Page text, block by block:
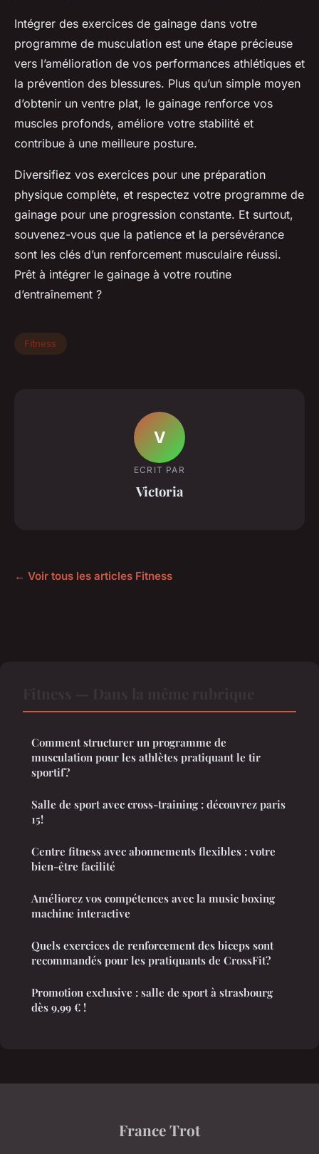
Intégrer des exercices de gainage dans votre
programme de musculation est une étape précieuse
vers l’amélioration de vos performances athlétiques et
la prévention des blessures. Plus qu’un simple moyen
d’obtenir un ventre plat, le gainage renforce vos
muscles profonds, améliore votre stabilité et
contribue à une meilleure posture.
Diversifiez vos exercices pour une préparation
physique complète, et respectez votre programme de
gainage pour une progression constante. Et surtout,
souvenez-vous que la patience et la persévérance
sont les clés d’un renforcement musculaire réussi.
Prêt à intégrer le gainage à votre routine
d’entraînement ?
Fitness
V
ECRIT PAR
Victoria
← Voir tous les articles Fitness
Comment structurer un programme de
musculation pour les athlètes pratiquant le tir
sportif?
Salle de sport avec cross-training : découvrez paris
15!
Centre fitness avec abonnements flexibles : votre
bien-être facilité
Améliorez vos compétences avec la music boxing
machine interactive
Quels exercices de renforcement des biceps sont
recommandés pour les pratiquants de CrossFit?
Promotion exclusive : salle de sport à strasbourg
dès 9,99 € !
France Trot